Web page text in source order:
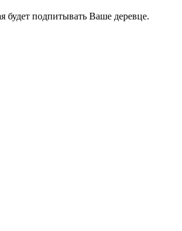
будет подпитывать Ваше деревце.